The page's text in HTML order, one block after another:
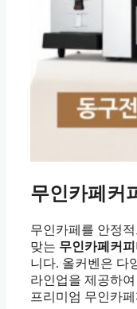
무인카페커
무인카페를 안정
맞는 무인카페커피
니다. 올커벤은 다
라인업을 제공하
프리미엄 무인카